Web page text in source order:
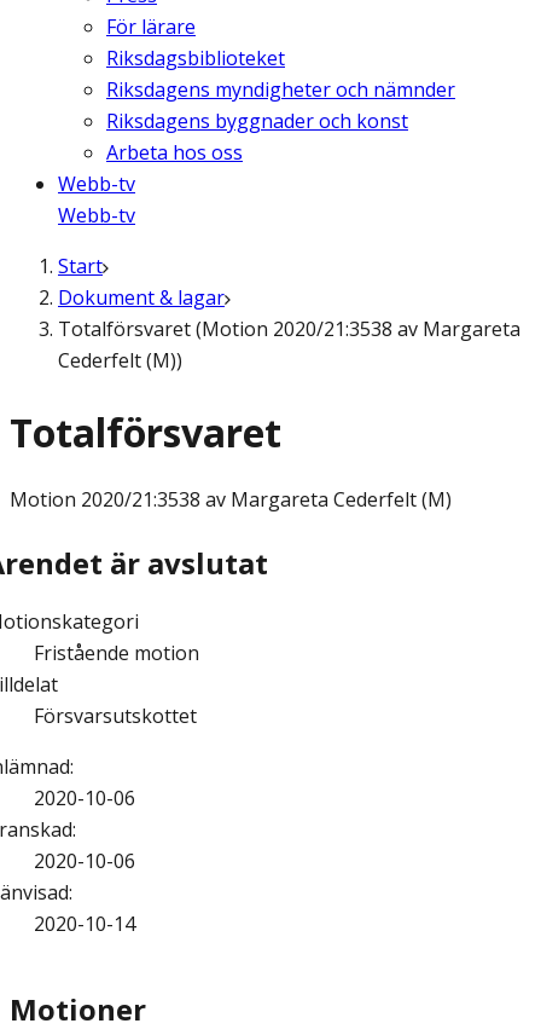
För lärare
Riksdagsbiblioteket
Riksdagens myndigheter och nämnder
Riksdagens byggnader och konst
Arbeta hos oss
Webb-tv
Webb-tv
Start
Dokument & lagar
Totalförsvaret (Motion 2020/21:3538 av Margareta
Cederfelt (M))
Totalförsvaret
Motion 2020/21:3538 av Margareta Cederfelt (M)
är avslutat
Fristående motion
Försvarsutskottet
:
2020-10-06
:
2020-10-06
:
2020-10-14
Motioner